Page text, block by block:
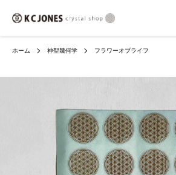
ホーム 神聖幾何学 フラワーオブライフ